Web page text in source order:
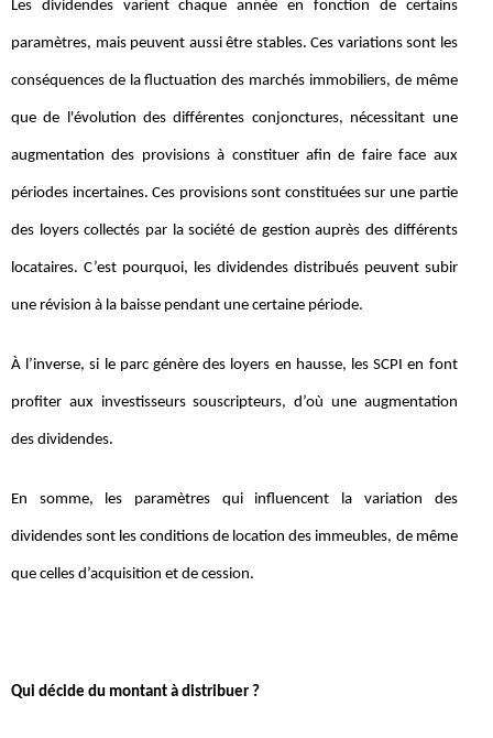
Les dividendes varient chaque année en fonction de certains
paramètres, mais peuvent aussi être stables. Ces variations sont les
conséquences de la fluctuation des marchés immobiliers, de même
que de l'évolution des différentes conjonctures, nécessitant une
augmentation des provisions à constituer afin de faire face aux
périodes incertaines. Ces provisions sont constituées sur une partie
des loyers collectés par la société de gestion auprès des différents
locataires. C’est pourquoi, les dividendes distribués peuvent subir
une révision à la baisse pendant une certaine période.
À l’inverse, si le parc génère des loyers en hausse, les SCPI en font
profiter aux investisseurs souscripteurs, d’où une augmentation
des dividendes.
En somme, les paramètres qui influencent la variation des
dividendes sont les conditions de location des immeubles, de même
que celles d’acquisition et de cession.
Qui décide du montant à distribuer ?